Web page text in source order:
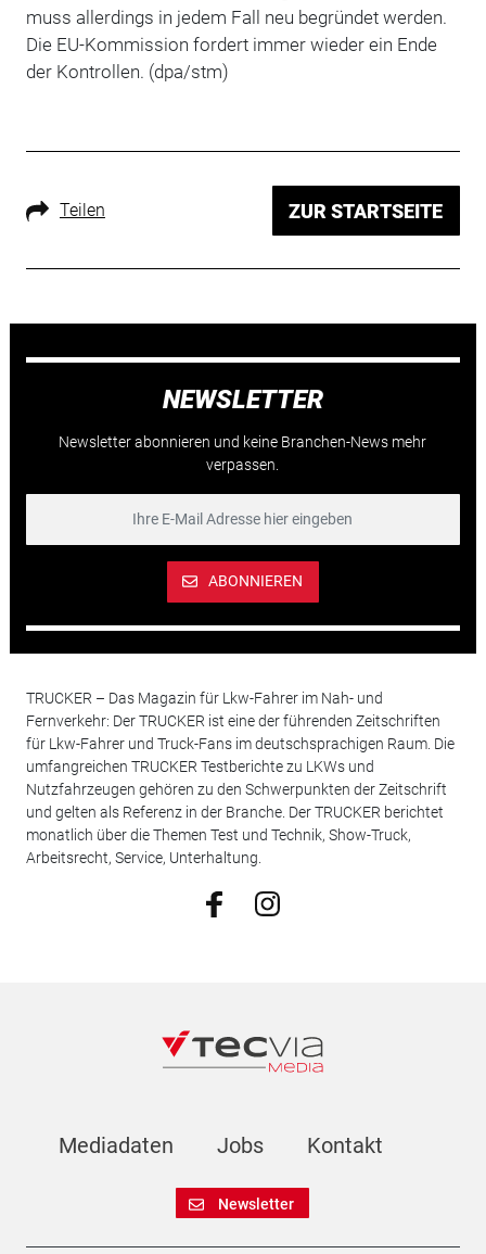
muss allerdings in jedem Fall neu begründet werden.
Die EU-Kommission fordert immer wieder ein Ende
der Kontrollen. (dpa/stm)
Teilen ZUR STARTSEITE
NEWSLETTER
Newsletter abonnieren und keine Branchen-News mehr
verpassen.
ABONNIEREN
TRUCKER – Das Magazin für Lkw-Fahrer im Nah- und
Fernverkehr: Der TRUCKER ist eine der führenden Zeitschriften
für Lkw-Fahrer und Truck-Fans im deutschsprachigen Raum. Die
umfangreichen TRUCKER Testberichte zu LKWs und
Nutzfahrzeugen gehören zu den Schwerpunkten der Zeitschrift
und gelten als Referenz in der Branche. Der TRUCKER berichtet
monatlich über die Themen Test und Technik, Show-Truck,
Arbeitsrecht, Service, Unterhaltung.
Mediadaten Jobs Kontakt
Newsletter